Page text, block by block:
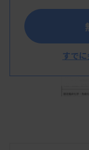
すで